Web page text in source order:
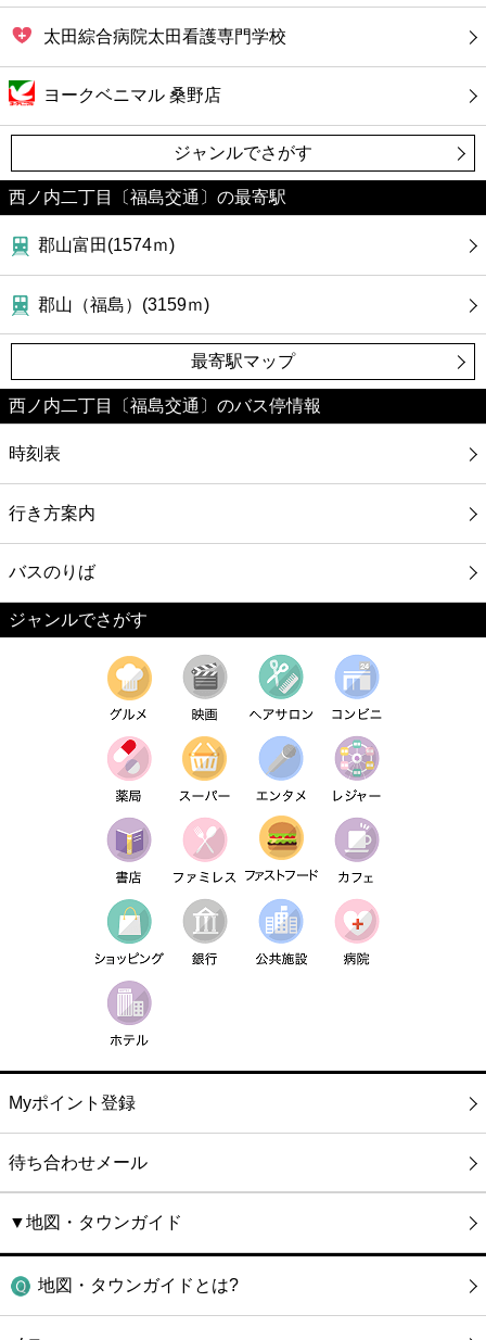
太田綜合病院太田看護専門学校
ヨークベニマル 桑野店
ジャンルでさがす
西ノ内二丁目〔福島交通〕の最寄駅
郡山富田(1574ｍ)
郡山（福島）(3159ｍ)
最寄駅マップ
西ノ内二丁目〔福島交通〕のバス停情報
時刻表
行き方案内
バスのりば
ジャンルでさがす
Myポイント登録
待ち合わせメール
▼地図・タウンガイド
地図・タウンガイドとは?